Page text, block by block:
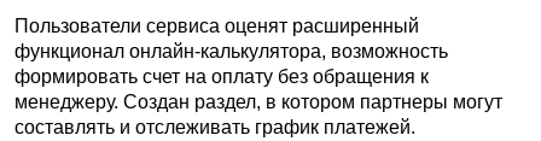
Пользователи сервиса оценят расширенный
функционал онлайн-калькулятора, возможность
формировать счет на оплату без обращения к
менеджеру. Создан раздел, в котором партнеры могут
составлять и отслеживать график платежей.